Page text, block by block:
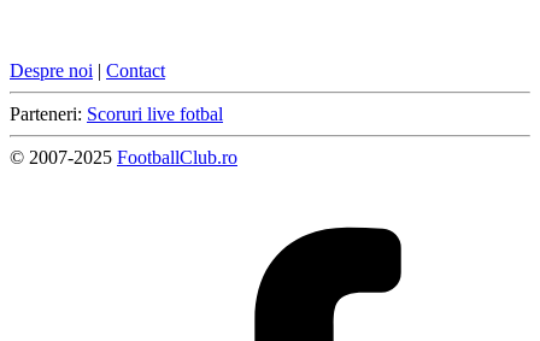
Despre noi | Contact
Parteneri: Scoruri live fotbal
© 2007-2025 FootballClub.ro